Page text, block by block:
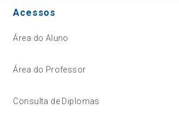
Acessos
Área do Aluno
Área do Professor
Consulta de Diplomas